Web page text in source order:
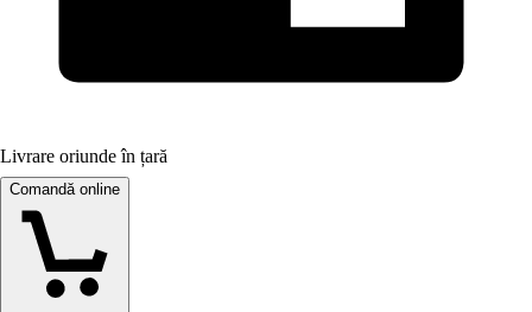
Livrare oriunde în țară
Comandă online